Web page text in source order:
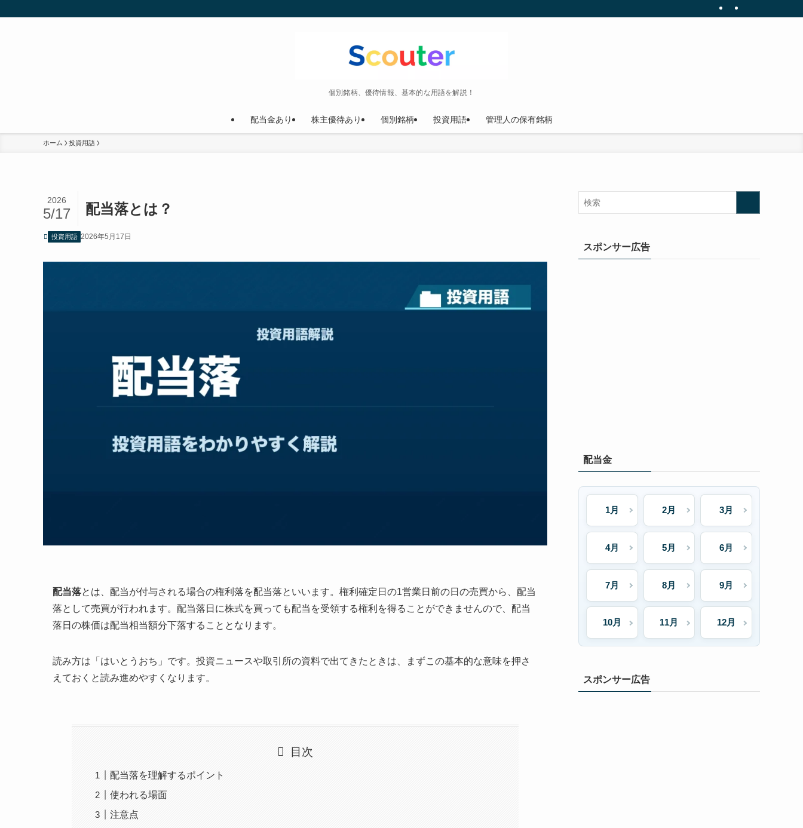
個別銘柄、優待情報、基本的な用語を解説！
配当金あり 株主優待あり 個別銘柄 投資用語 管理人の保有銘柄
ホーム 投資用語
配当落とは？
2026
5/17
投資用語 2026年5月17日
配当落とは、配当が付与される場合の権利落を配当落といいます。権利確定日の1営業日前の日の売買から、配当
落として売買が行われます。配当落日に株式を買っても配当を受領する権利を得ることができませんので、配当
落日の株価は配当相当額分下落することとなります。
読み方は「はいとうおち」です。投資ニュースや取引所の資料で出てきたときは、まずこの基本的な意味を押さ
えておくと読み進めやすくなります。
目次
配当落を理解するポイント
使われる場面
注意点
スポンサー広告
配当金
1月 2月 3月
4月 5月 6月
7月 8月 9月
10月 11月 12月
スポンサー広告